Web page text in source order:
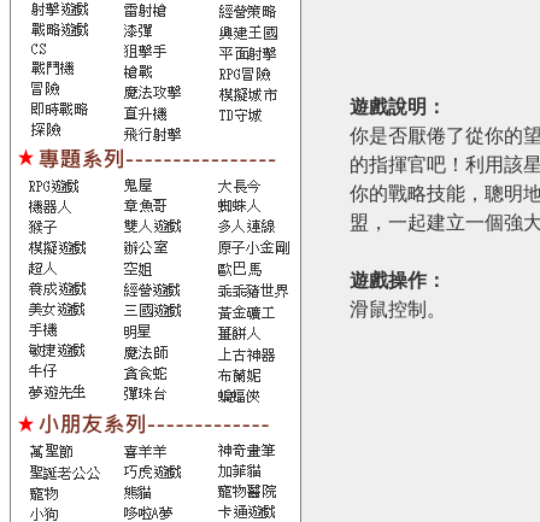
遊戲說明：
你是否厭倦了從你的
的指揮官吧！利用該
你的戰略技能，聰明
盟，一起建立一個強
遊戲操作：
滑鼠控制。